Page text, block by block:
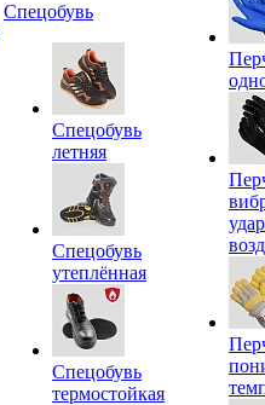
Спецобувь
Спецобувь
летняя
Спецобувь
утеплённая
Спецобувь
термостойкая